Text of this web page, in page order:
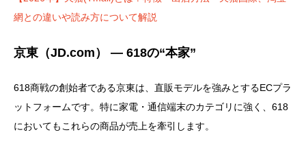
網との違いや読み方について解説
京東（JD.com） ― 618の“本家”
618商戦の創始者である京東は、直販モデルを強みとするECプラ
ットフォームです。特に家電・通信端末のカテゴリに強く、618
においてもこれらの商品が売上を牽引します。